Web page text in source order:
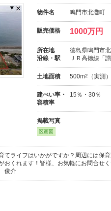
物件名 鳴門市北灘町
販売価格 1000万円
所在地
徳島県鳴門市
沿線・駅
ＪＲ高徳線「
土地面積 500m2 （実測）
建ぺい率・
容積率
15％・30％
掲載写真
区画図
てライフはいかがですか？周辺には保
おくれます！皆様、お気軽にお問合せ
俊介